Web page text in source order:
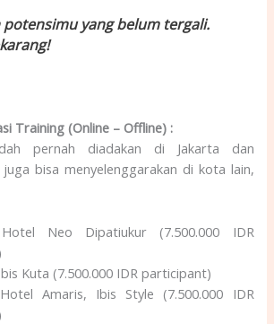
potensimu yang belum tergali.
Training (Online – Offline) :
pernah diadakan di Jakarta dan
bisa menyelenggarakan di kota lain,
Neo Dipatiukur (7.500.000 IDR
Kuta (7.500.000 IDR participant)
Amaris, Ibis Style (7.500.000 IDR